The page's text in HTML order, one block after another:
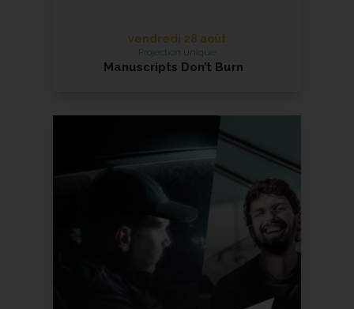
En savoir +
vendredi 28 août
Projection unique
Manuscripts Don’t Burn